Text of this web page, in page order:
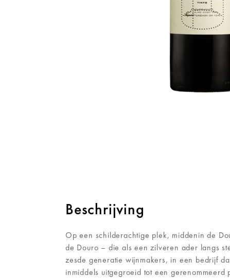
Beschrijving
Op een schilderachtige plek, middenin de
de Douro – die als een zilveren ader langs
zesde generatie wijnmakers, in een bedrijf
inmiddels uitgegroeid tot een